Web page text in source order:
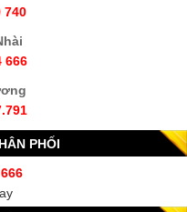
740
666
PHỐI